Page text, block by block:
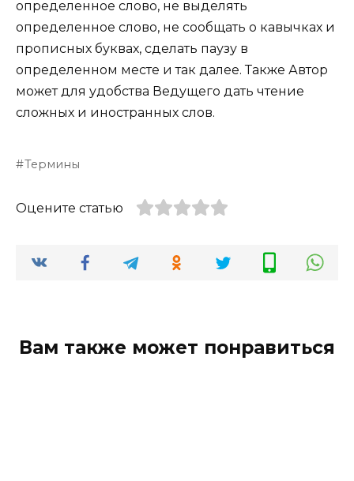
определенное слово, не выделять
определенное слово, не сообщать о кавычках и
прописных буквах, сделать паузу в
определенном месте и так далее. Также Автор
может для удобства Ведущего дать чтение
сложных и иностранных слов.
Термины
Оцените статью
Вам также может понравиться